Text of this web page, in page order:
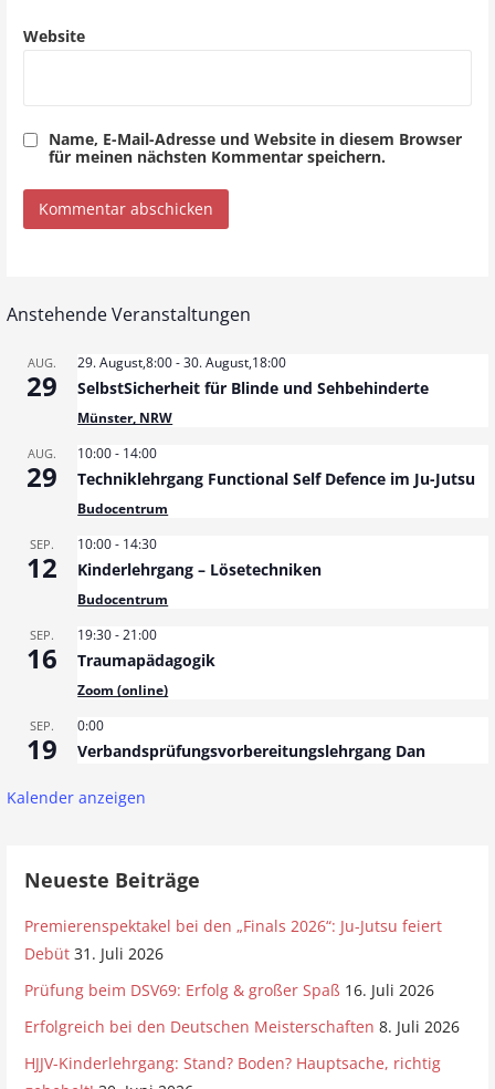
Website
Name, E-Mail-Adresse und Website in diesem Browser
für meinen nächsten Kommentar speichern.
Anstehende Veranstaltungen
AUG.
29
29. August,8:00-30. August,18:00
SelbstSicherheit für Blinde und Sehbehinderte
Münster, NRW
AUG.
29
10:00- 14:00
Techniklehrgang Functional Self Defence im Ju-Jutsu
Budocentrum
SEP.
12
10:00- 14:30
Kinderlehrgang – Lösetechniken
Budocentrum
SEP.
16
19:30-21:00
Traumapädagogik
Zoom (online)
SEP.
19
0:00
Verbandsprüfungsvorbereitungslehrgang Dan
Kalender anzeigen
Neueste Beiträge
Premierenspektakel bei den „Finals 2026“: Ju-Jutsu feiert
Debüt 31. Juli 2026
Prüfung beim DSV69: Erfolg & großer Spaß 16. Juli 2026
Erfolgreich bei den Deutschen Meisterschaften 8. Juli 2026
HJJV-Kinderlehrgang: Stand? Boden? Hauptsache, richtig